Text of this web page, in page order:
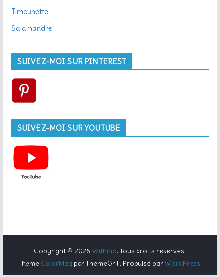
Timounette
Salamandre
SUIVEZ-MOI SUR PINTEREST
SUIVEZ-MOI SUR YOUTUBE
Copyright © 2026 Withmo. Tous droits réservés.
Theme ColorMag par ThemeGrill. Propulsé par WordPress.